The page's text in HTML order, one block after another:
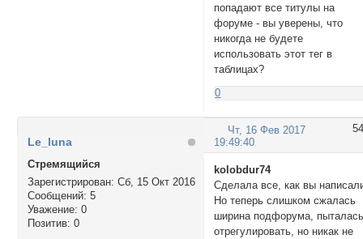
попадают все титулы на
форуме - вы уверены, что
никогда не будете
использовать этот тег в
таблицах?
0
54
Чт, 16 Фев 2017
19:49:40
Le_luna
Стремящийся
Зарегистрирован: Сб, 15 Окт 2016
Сообщений: 5
Уважение: 0
Позитив: 0
kolobdur74
Сделала все, как вы
Но теперь слишком сжалась
ширина подфорума,
отрегулировать, но никак не